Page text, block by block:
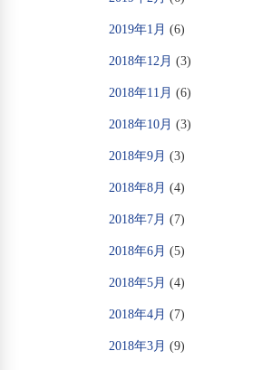
2019年1月 (6)
2018年12月 (3)
2018年11月 (6)
2018年10月 (3)
2018年9月 (3)
2018年8月 (4)
2018年7月 (7)
2018年6月 (5)
2018年5月 (4)
2018年4月 (7)
2018年3月 (9)